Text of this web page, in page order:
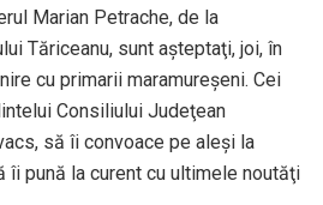
Marian Petrache, de la
Tăriceanu, sunt aşteptaţi, joi, în
cu primarii maramureşeni. Cei
Consiliului Judeţean
să îi convoace pe aleşi la
îi pună la curent cu ultimele noutăţi